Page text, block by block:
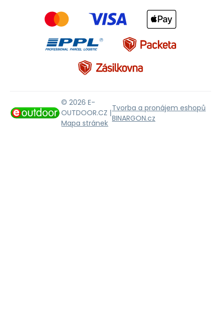
© 2026 E-
OUTDOOR.CZ |
Mapa stránek
Tvorba a pronájem eshopů
BINARGON.cz